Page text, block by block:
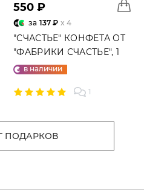
550 ₽
за 137 ₽ x 4
"СЧАСТЬЕ" КОНФЕТА ОТ
"ФАБРИКИ СЧАСТЬЕ", 1
ШТ.в наличии
1
ПОДАРКОВ